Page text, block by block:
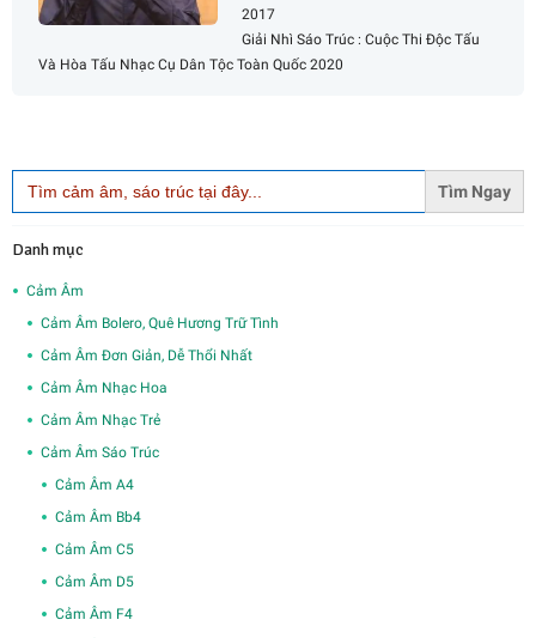
2017
Giải Nhì Sáo Trúc : Cuộc Thi Độc Tấu
Và Hòa Tấu Nhạc Cụ Dân Tộc Toàn Quốc 2020
Search
for:
Danh mục
Cảm Âm
Cảm Âm Bolero, Quê Hương Trữ Tình
Cảm Âm Đơn Giản, Dễ Thổi Nhất
Cảm Âm Nhạc Hoa
Cảm Âm Nhạc Trẻ
Cảm Âm Sáo Trúc
Cảm Âm A4
Cảm Âm Bb4
Cảm Âm C5
Cảm Âm D5
Cảm Âm F4